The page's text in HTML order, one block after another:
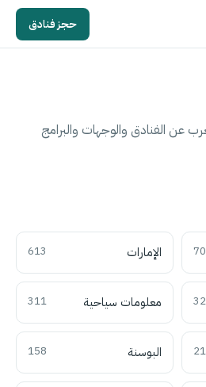
حجز فنادق
عن الفنادق والوجهات والبرامج
الإمارات 613
معلومات سياحية 311
البوسنة 158